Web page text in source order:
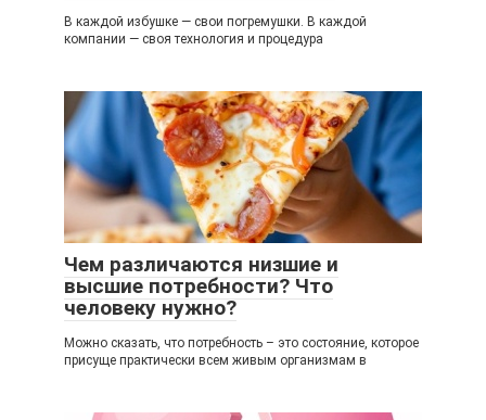
В каждой избушке — свои погремушки. В каждой
компании — своя технология и процедура
Чем различаются низшие и
высшие потребности? Что
человеку нужно?
Можно сказать, что потребность – это состояние, которое
присуще практически всем живым организмам в